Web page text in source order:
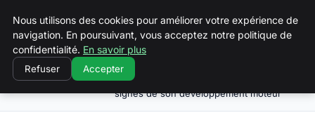
Squeakyswing.com
Mouvements de bébé : comprendre les
signes de son développement moteur
Nous utilisons des cookies pour améliorer votre expérience de
navigation. En poursuivant, vous acceptez notre politique de
confidentialité. En savoir plus
Refuser Accepter